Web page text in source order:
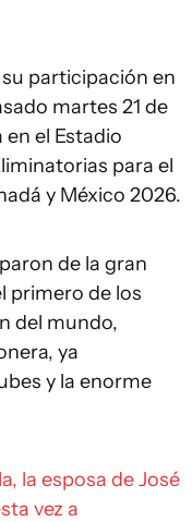
participación en
martes 21 de
el Estadio
para el
y México 2026.
de la gran
primero de los
del mundo,
ya
y la enorme
la esposa de José
vez a